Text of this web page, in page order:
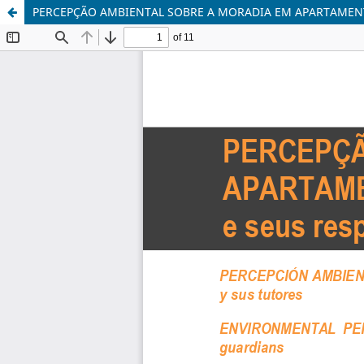
PERCEPÇÃO AMBIENTAL SOBRE A MORADIA EM